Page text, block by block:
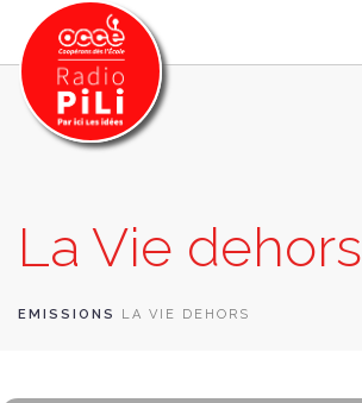
GRILLE DES PROGRAMMES
EMISSIONS / PODCASTS
La Vie dehors
EMISSIONS LA VIE DEHORS